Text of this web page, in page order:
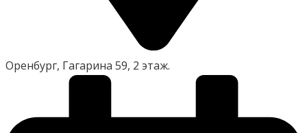
Оренбург, Гагарина 59, 2 этаж.